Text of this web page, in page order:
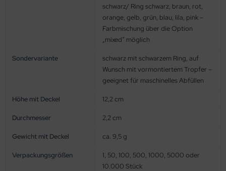
schwarz/ Ring schwarz, braun, rot,
orange, gelb, grün, blau, lila, pink –
Farbmischung über die Option
„mixed“ möglich
Sondervariante
schwarz mit schwarzem Ring, auf
Wunsch mit vormontiertem Tropfer –
geeignet für maschinelles Abfüllen
Höhe mit Deckel 12,2 cm
Durchmesser 2,2 cm
Gewicht mit Deckel ca. 9,5 g
Verpackungsgrößen
1, 50, 100, 500, 1000, 5000 oder
10.000 Stück